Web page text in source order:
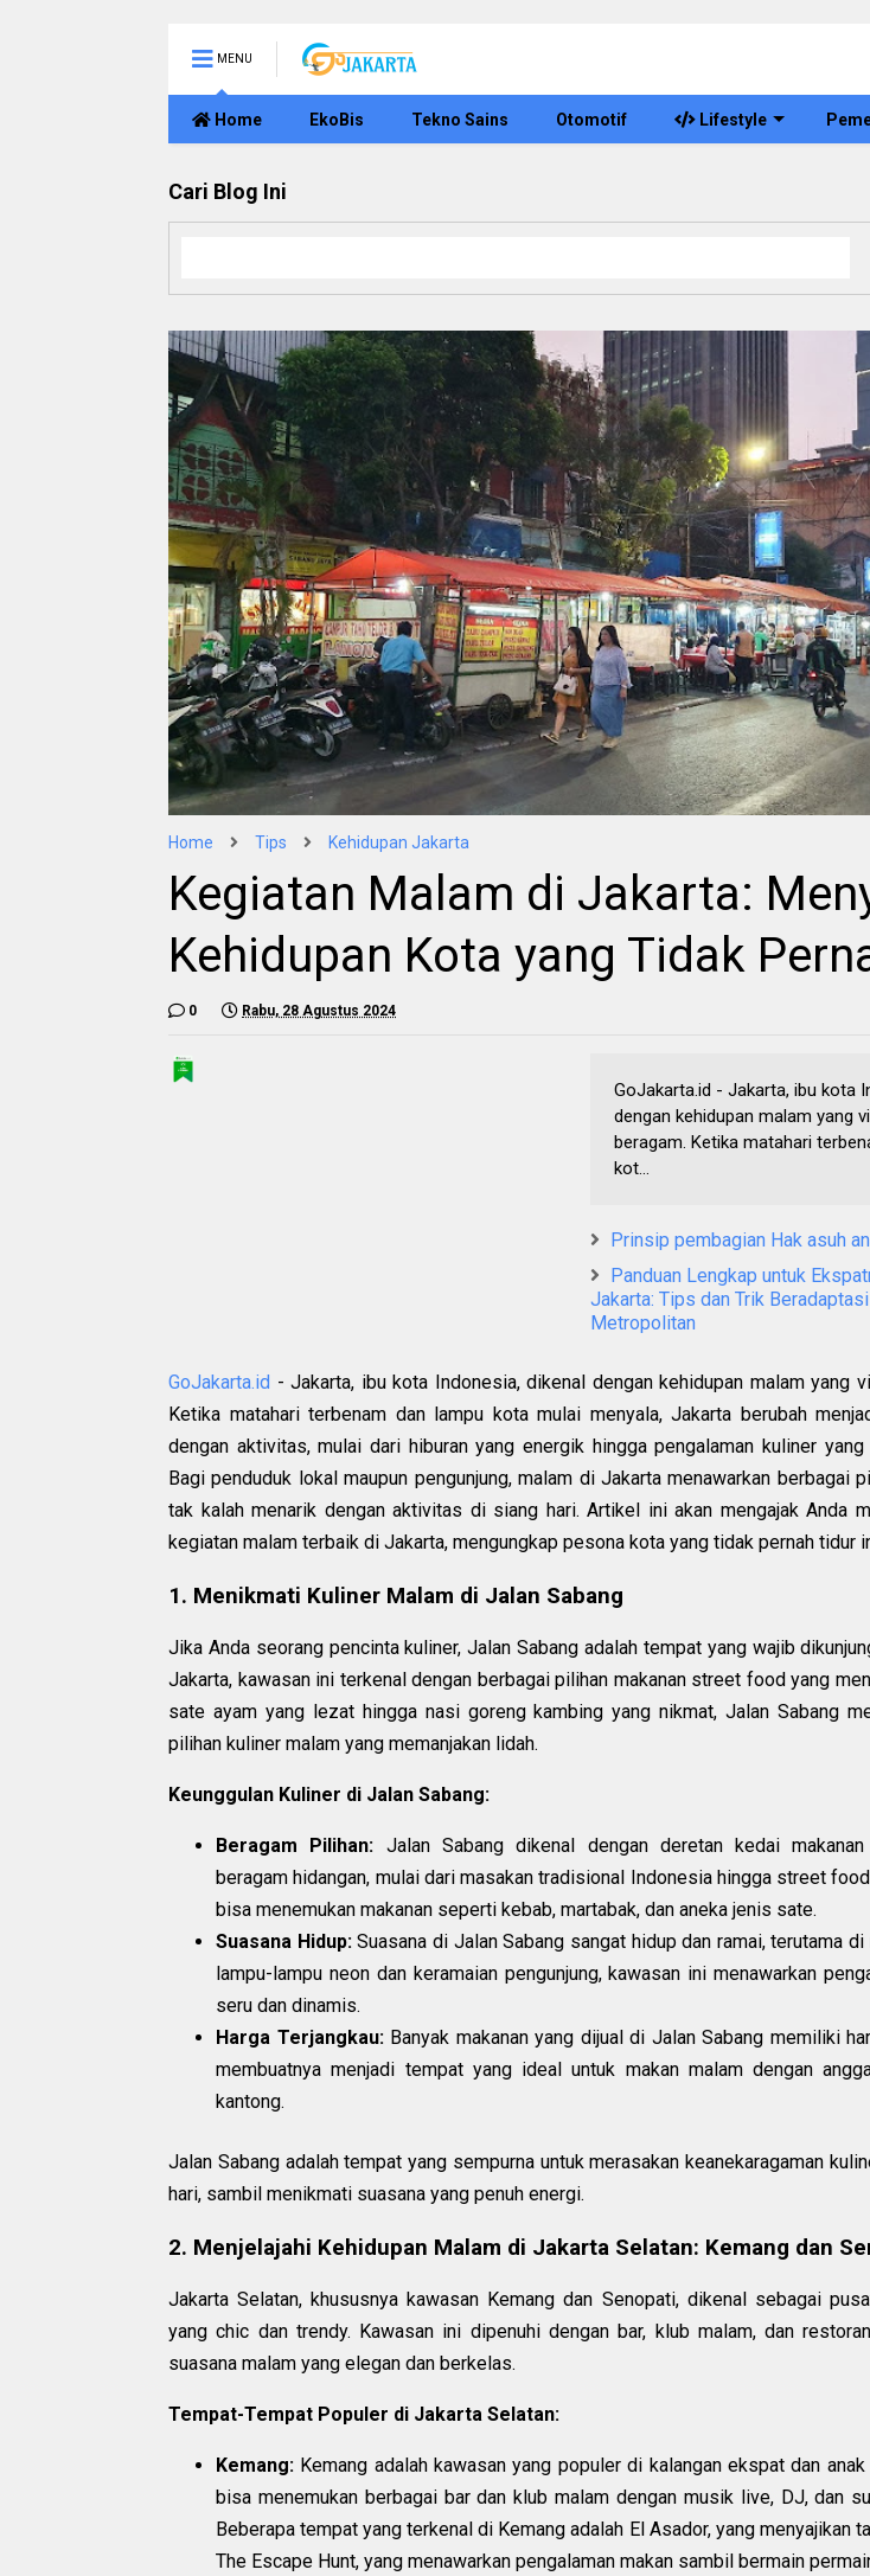
MENU
Home EkoBis Tekno Sains Otomotif Lifestyle
Cari Blog Ini
Home Tips Kehidupan Jakarta
Kegiatan Malam di Jakarta:
Kehidupan Kota yang Tidak
0 Rabu, 28 Agustus 2024
GoJakarta.id - Jakarta, ibu kota
dengan kehidupan malam yang
beragam. Ketika matahari
kot...
Prinsip pembagian Hak asuh
Panduan Lengkap untuk
Jakarta: Tips dan Trik
Metropolitan
GoJakarta.id - Jakarta, ibu kota Indonesia, dikenal dengan kehidupan malam yang
Ketika matahari terbenam dan lampu kota mulai menyala, Jakarta berubah
dengan aktivitas, mulai dari hiburan yang energik hingga pengalaman kuliner yang
Bagi penduduk lokal maupun pengunjung, malam di Jakarta menawarkan berbagai
tak kalah menarik dengan aktivitas di siang hari. Artikel ini akan mengajak Anda
kegiatan malam terbaik di Jakarta, mengungkap pesona kota yang tidak pernah tidur
1. Menikmati Kuliner Malam di Jalan Sabang
Jika Anda seorang pencinta kuliner, Jalan Sabang adalah tempat yang wajib
Jakarta, kawasan ini terkenal dengan berbagai pilihan makanan street food yang
sate ayam yang lezat hingga nasi goreng kambing yang nikmat, Jalan Sabang
pilihan kuliner malam yang memanjakan lidah.
Keunggulan Kuliner di Jalan Sabang:
Beragam Pilihan: Jalan Sabang dikenal dengan deretan kedai makanan
beragam hidangan, mulai dari masakan tradisional Indonesia hingga street
bisa menemukan makanan seperti kebab, martabak, dan aneka jenis sate.
Suasana Hidup:Suasana di Jalan Sabang sangat hidup dan ramai, terutama di
lampu-lampu neon dan keramaian pengunjung, kawasan ini menawarkan
seru dan dinamis.
Harga Terjangkau:Banyak makanan yang dijual di Jalan Sabang memiliki
membuatnya menjadi tempat yang ideal untuk makan malam dengan
kantong.
Jalan Sabang adalah tempat yang sempurna untuk merasakan keanekaragaman
hari, sambil menikmati suasana yang penuh energi.
2. Menjelajahi Kehidupan Malam di Jakarta Selatan: Kemang dan
Jakarta Selatan, khususnya kawasan Kemang dan Senopati, dikenal sebagai
yang chic dan trendy. Kawasan ini dipenuhi dengan bar, klub malam, dan
suasana malam yang elegan dan berkelas.
Tempat-Tempat Populer di Jakarta Selatan:
Kemang: Kemang adalah kawasan yang populer di kalangan ekspat dan
bisa menemukan berbagai bar dan klub malam dengan musik live, DJ, dan
Beberapa tempat yang terkenal di Kemang adalah El Asador, yang menyajikan
The Escape Hunt, yang menawarkan pengalaman makan sambil bermain